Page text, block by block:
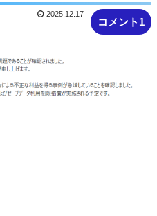
コメント1
2025.12.17